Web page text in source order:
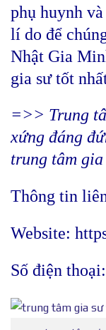
phụ huynh
lí do để
Nhật Gia
gia sư tốt
=>> Trung
xứng đáng
trung tâm
Thông tin
Website:
Số điện